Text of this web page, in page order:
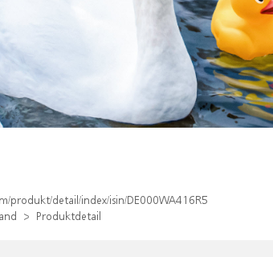
produkt/detail/index/isin/DE000WA416R5
Produktdetail